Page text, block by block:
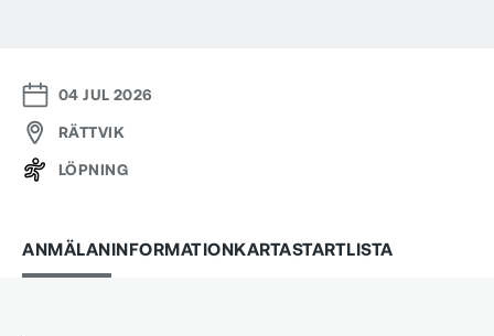
04 JUL 2026
RÄTTVIK
LÖPNING
ANMÄLANINFORMATIONKARTASTARTLISTA